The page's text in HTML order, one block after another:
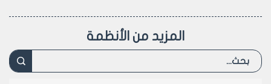
من المساحة الأفقية للشرفة.
مبلغ يحدد بحاصل ضرب تسعيرة الشارع المقابل ذو التسعيرة
المزيد من الأنظمة